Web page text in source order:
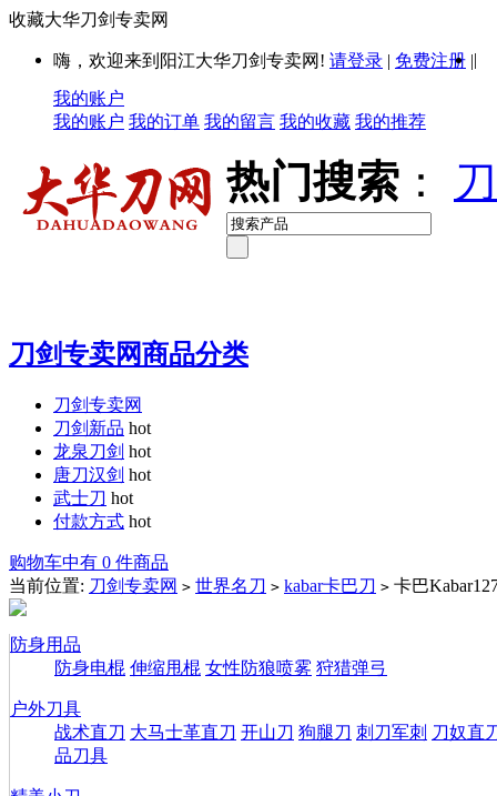
收藏大华刀剑专卖网
嗨，欢迎来到阳江大华刀剑专卖网! 请登录 | 免费注册 ||
我的账户
我的账户 我的订单 我的留言 我的收藏 我的推荐
热门搜索 ：
刀剑专卖网商品分类
刀剑专卖网
刀剑新品 hot
龙泉刀剑 hot
唐刀汉剑 hot
武士刀 hot
付款方式 hot
购物车中有 0 件商品
当前位置: 刀剑专卖网 > 世界名刀 > kabar卡巴刀 > 卡巴
防身用品
防身电棍 伸缩甩棍 女性防狼喷雾 狩猎弹弓
户外刀具
战术直刀 大马士革直刀 开山刀 狗腿刀 刺刀军刺 刀奴直
品刀具